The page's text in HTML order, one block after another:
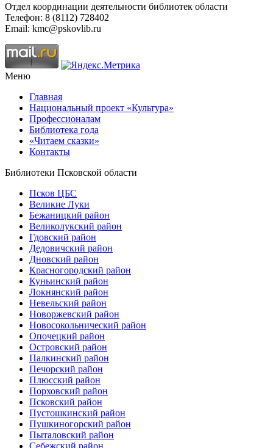
Отдел координации деятельности библиотек области
Телефон: 8 (8112) 728402
Email: kmc@pskovlib.ru
Меню
Главная
Национальный проект «Культура»
Профессионалам
Библиотека года
«Читаем сказки»
Контакты
Библиотеки Псковской области
Псков ЦБС
Великие Луки
Бежаницкий район
Великолукский район
Гдовский район
Дедовичский район
Дновский район
Красногородский район
Куньинский район
Локнянский район
Невельский район
Новоржевский район
Новосокольнический район
Опочецкий район
Островский район
Палкинский район
Печорский район
Плюсский район
Порховский район
Псковский район
Пустошкинский район
Пушкиногорский район
Пыталовский район
Себежский район